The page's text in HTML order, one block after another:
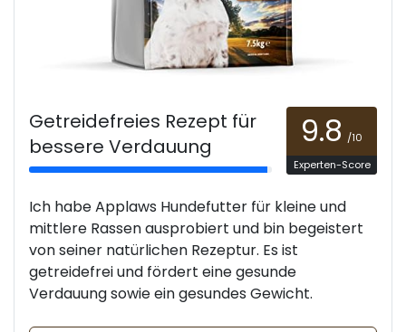
Getreidefreies Rezept für
bessere Verdauung
9.8 /10
Experten-Score
Ich habe Applaws Hundefutter für kleine und
mittlere Rassen ausprobiert und bin begeistert
von seiner natürlichen Rezeptur. Es ist
getreidefrei und fördert eine gesunde
Verdauung sowie ein gesundes Gewicht.